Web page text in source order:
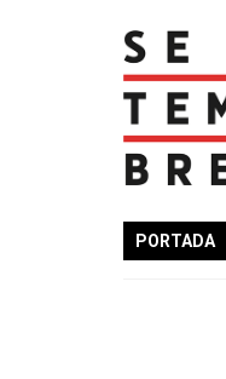
PORTADA